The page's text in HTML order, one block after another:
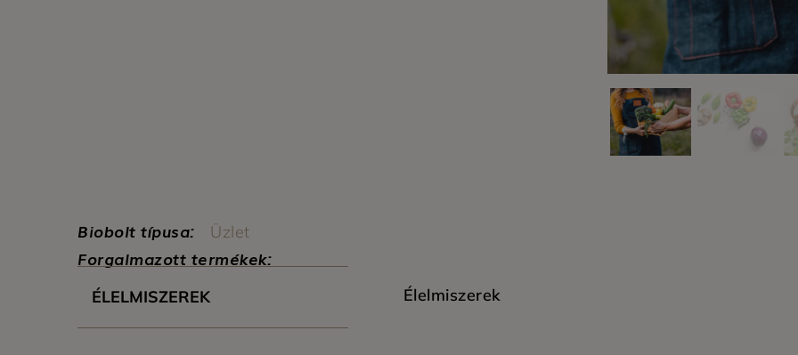
Biobolt típusa: Üzlet
Forgalmazott termékek:
ÉLELMISZEREK Élelmiszerek